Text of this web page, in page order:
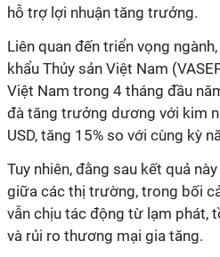
hỗ trợ lợi nhuận tăng trưởng.
Liên quan đến triển vọng
khẩu Thủy sản Việt Nam
Việt Nam trong 4 tháng đầu
đà tăng trưởng dương với kim
USD, tăng 15% so với cùng kỳ
Tuy nhiên, đằng sau kết quả
giữa các thị trường, trong bối
vẫn chịu tác động từ lạm phát,
và rủi ro thương mại gia tăng.